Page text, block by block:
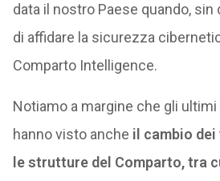
data il nostro Paese quando, sin
di affidare la sicurezza
Comparto Intelligence.
Notiamo a margine che gli
hanno visto anche il cambio
le strutture del Comparto, tra